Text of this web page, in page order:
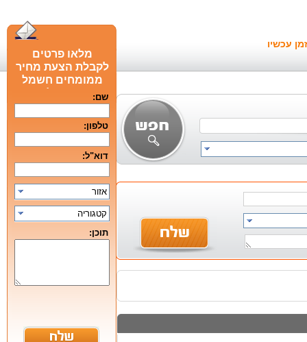
עכשיו
מלאו פרטים
לקבלת הצעת מחיר
ממומחים חשמל
חכם מומלציםשם:
טלפון:
דוא"ל:
אזור
קטגוריה
תוכן: